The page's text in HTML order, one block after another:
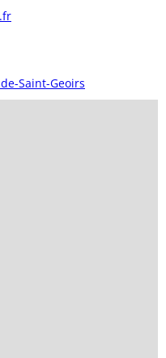
Saint-Geoirs